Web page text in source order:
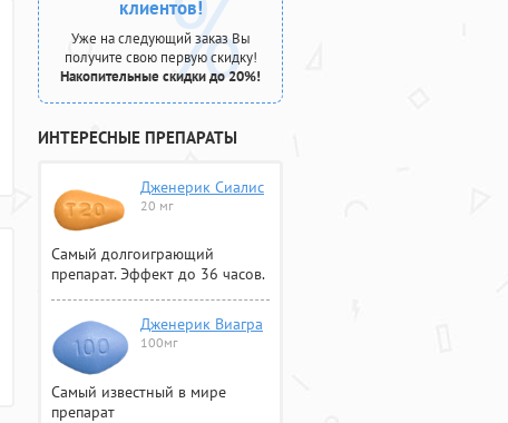
клиентов!
Уже на следующий заказ Вы
получите свою первую скидку!
Накопительные скидки до 20%!
ИНТЕРЕСНЫЕ ПРЕПАРАТЫ
Дженерик Сиалис
20 мг
Самый долгоиграющий
препарат. Эффект до 36 часов.
Дженерик Виагра
100мг
Самый известный в мире
препарат